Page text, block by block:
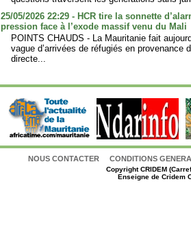
25/05/2026 22:29 - HCR tire la sonnette
pression face à l’exode massif venu du Mali
POINTS CHAUDS - La Mauritanie fait
vague d’arrivées de réfugiés en provenance
directe...
NOUS CONTACTER CONDITIONS
CopyrightCRIDEM
Enseigne de Cridem